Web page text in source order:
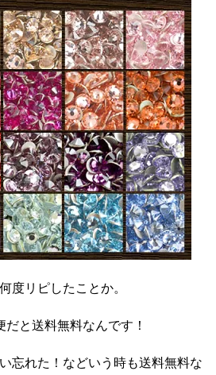
度リピしたことか。
と送料無料なんです！
忘れた！などいう時も送料無料な